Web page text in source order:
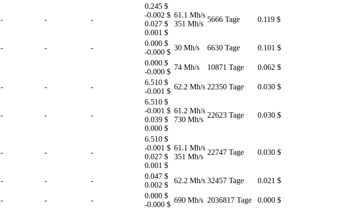
- - -
0.245 $
-0.002 $
0.027 $
0.001 $
61.1 Mh/s
351 Mh/s
5666 Tage 0.119 $
- - -
0.000 $
-0.000 $
30 Mh/s 6630 Tage 0.101 $
0.000 $
-0.000 $
74 Mh/s 10871 Tage 0.062 $
- - -
6.510 $
-0.001 $
62.2 Mh/s 22350 Tage 0.030 $
- - -
6.510 $
-0.001 $
0.039 $
0.000 $
61.2 Mh/s
730 Mh/s
22623 Tage 0.030 $
- - -
6.510 $
-0.001 $
0.027 $
0.001 $
61.1 Mh/s
351 Mh/s
22747 Tage 0.030 $
- - -
0.047 $
0.002 $
62.2 Mh/s 32457 Tage 0.021 $
- - -
0.000 $
-0.000 $
690 Mh/s 2036817 Tage 0.000 $